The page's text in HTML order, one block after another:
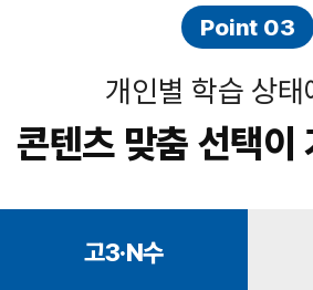
Point 03
개인별 학습 상태
콘텐츠 맞춤 선택이
고3·N수